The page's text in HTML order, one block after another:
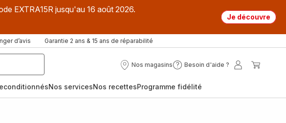
EXTRA15R jusqu'au 16 août 2026.
Je découvre
d’avis Garantie 2 ans & 15 ans de réparabilité
Nos magasins
Nos
Besoin d'aide ?
Besoin
?
Mon
Nos servicesNos recettesProgramme fidélité